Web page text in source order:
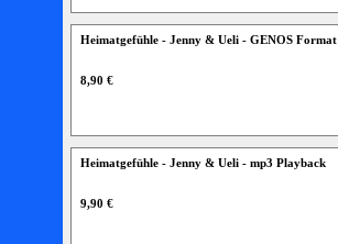
Heimatgefühle - Jenny & Ueli - GENOS Format
8,90 €
Heimatgefühle - Jenny & Ueli - mp3 Playback
9,90 €